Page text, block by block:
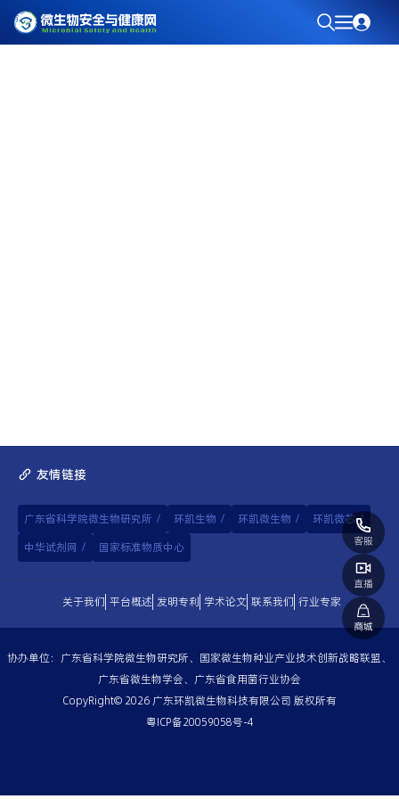
友情链接
广东省科学院微生物研究所 / 环凯生物 / 环凯微生物 / 环凯微芯 /
中华试剂网 / 国家标准物质中心
关于我们 平台概述 发明专利 学术论文 联系我们 行业专家
协办单位：广东省科学院微生物研究所、国家微生物种业产业技术创新战略联盟、
广东省微生物学会、广东省食用菌行业协会
CopyRight© 2026 广东环凯微生物科技有限公司 版权所有
粤ICP备20059058号-4